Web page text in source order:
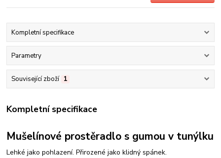
Kompletní specifikace
Parametry
Související zboží 1
Kompletní specifikace
Mušelínové prostěradlo s gumou v tunýlku
Lehké jako pohlazení. Přirozené jako klidný spánek.